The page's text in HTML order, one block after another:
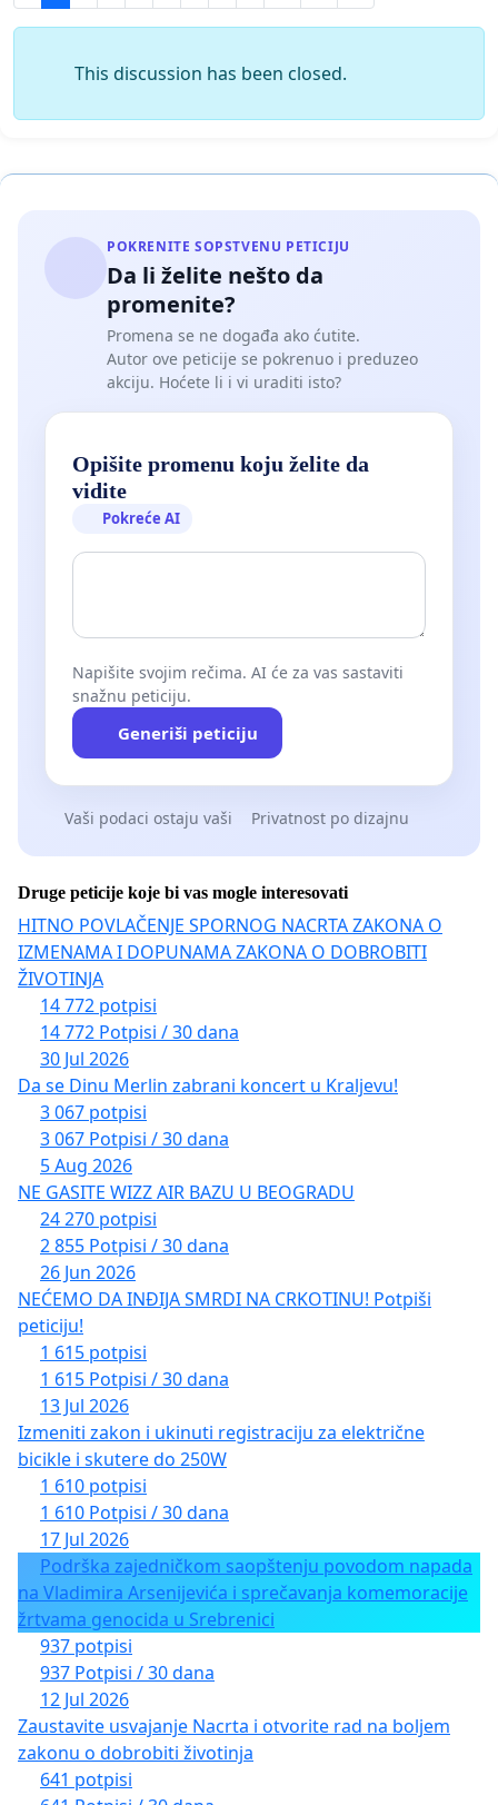
This discussion has been closed.
POKRENITE SOPSTVENU PETICIJU
Da li želite nešto da
promenite?
Promena se ne događa ako ćutite.
Autor ove peticije se pokrenuo i preduzeo
akciju. Hoćete li i vi uraditi isto?
Opišite promenu koju želite da
vidite
Pokreće AI
Napišite svojim rečima. AI će za vas sastaviti
snažnu peticiju.
Generiši peticiju
Vaši podaci ostaju vaši Privatnost po dizajnu
Druge peticije koje bi vas mogle interesovati
HITNO POVLAČENJE SPORNOG NACRTA ZAKONA O
IZMENAMA I DOPUNAMA ZAKONA O DOBROBITI
ŽIVOTINJA
14 772 potpisi
14 772 Potpisi / 30 dana
30 Jul 2026
Da se Dinu Merlin zabrani koncert u Kraljevu!
3 067 potpisi
3 067 Potpisi / 30 dana
5 Aug 2026
NE GASITE WIZZ AIR BAZU U BEOGRADU
24 270 potpisi
2 855 Potpisi / 30 dana
26 Jun 2026
NEĆEMO DA INĐIJA SMRDI NA CRKOTINU! Potpiši
peticiju!
1 615 potpisi
1 615 Potpisi / 30 dana
13 Jul 2026
Izmeniti zakon i ukinuti registraciju za električne
bicikle i skutere do 250W
1 610 potpisi
1 610 Potpisi / 30 dana
17 Jul 2026
Podrška zajedničkom saopštenju povodom napada
na Vladimira Arsenijevića i sprečavanja komemoracije
žrtvama genocida u Srebrenici
937 potpisi
937 Potpisi / 30 dana
12 Jul 2026
Zaustavite usvajanje Nacrta i otvorite rad na boljem
zakonu o dobrobiti životinja
641 potpisi